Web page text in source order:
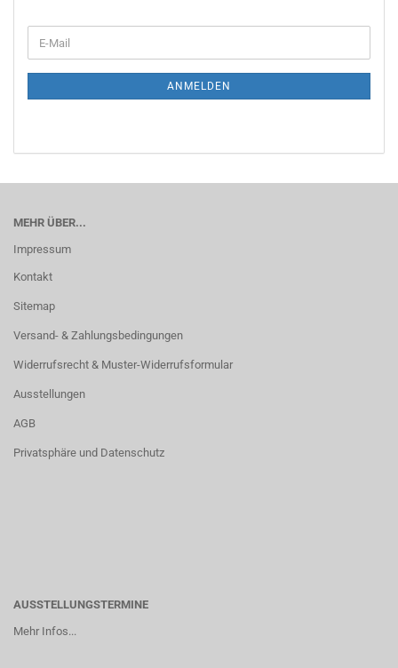
ANMELDEN
MEHR ÜBER...
Impressum
Kontakt
Sitemap
Versand- & Zahlungsbedingungen
Widerrufsrecht & Muster-Widerrufsformular
Ausstellungen
AGB
Privatsphäre und Datenschutz
AUSSTELLUNGSTERMINE
Mehr Infos...